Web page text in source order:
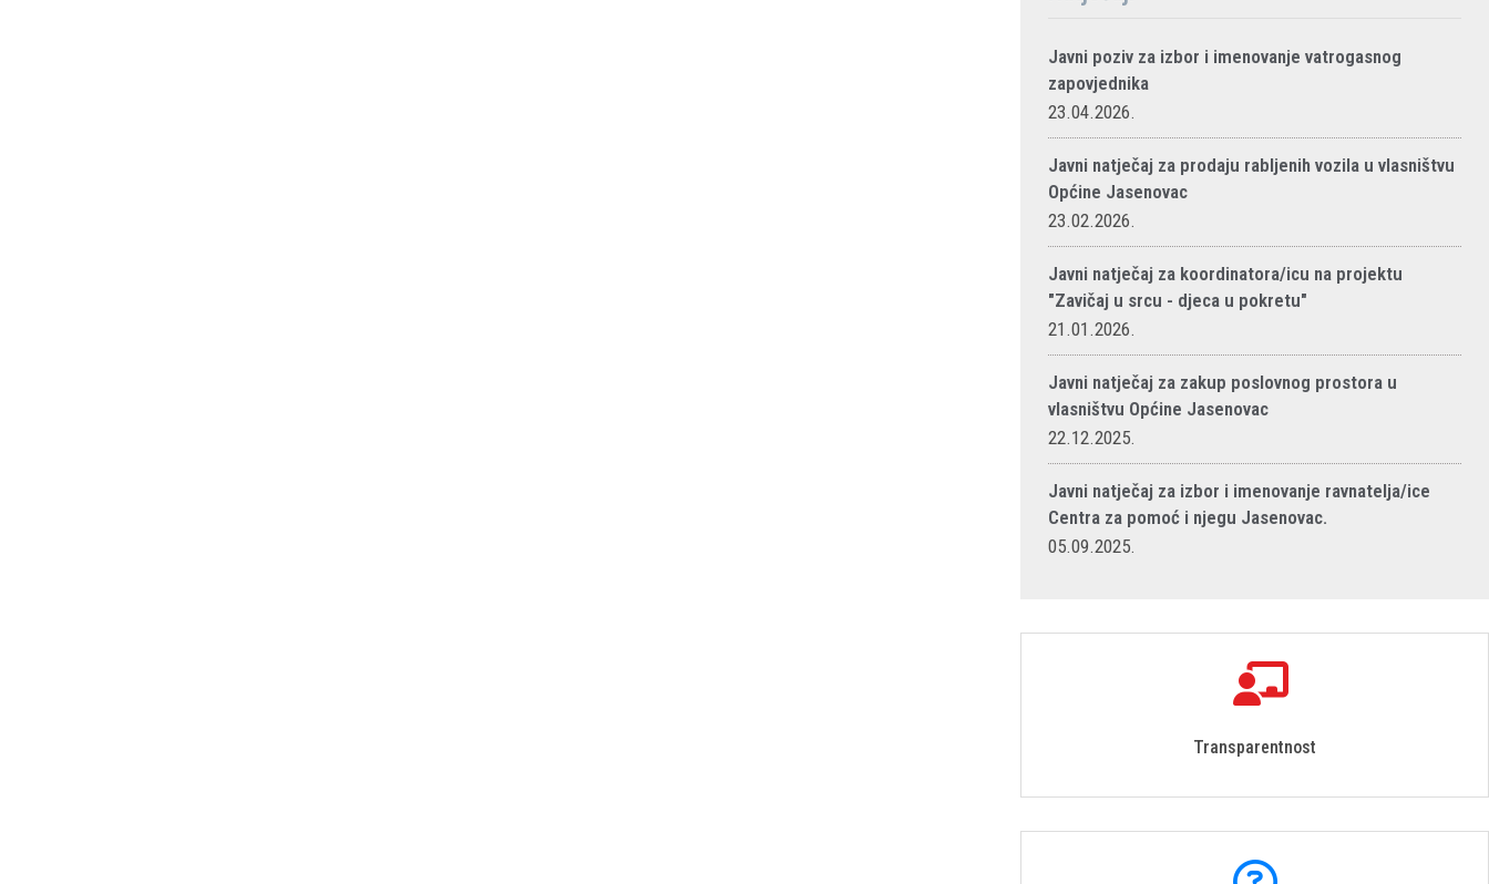
Javni poziv za izbor i imenovanje vatrogasnog
zapovjednika
23.04.2026.
Javni natječaj za prodaju rabljenih vozila u vlasništvu
Općine Jasenovac
23.02.2026.
Javni natječaj za koordinatora/icu na projektu
"Zavičaj u srcu - djeca u pokretu"
21.01.2026.
Javni natječaj za zakup poslovnog prostora u
vlasništvu Općine Jasenovac
22.12.2025.
Javni natječaj za izbor i imenovanje ravnatelja/ice
Centra za pomoć i njegu Jasenovac.
05.09.2025.
Transparentnost